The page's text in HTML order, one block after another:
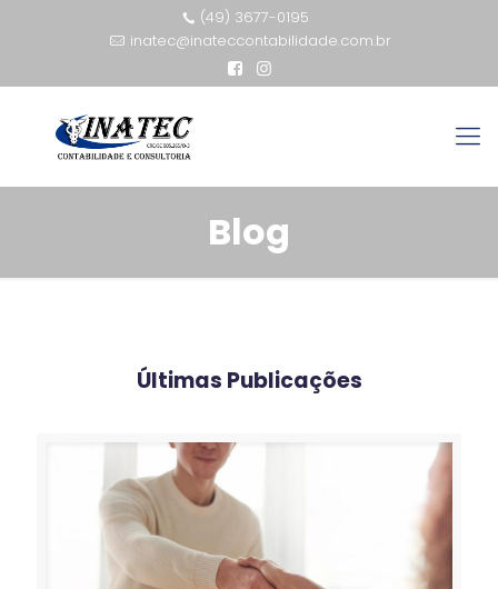
(49) 3677-0195
inatec@inateccontabilidade.com.br
Blog
Últimas Publicações